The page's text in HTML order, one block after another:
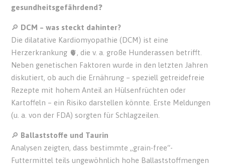
gesundheitsgefährdend❓
🔎 DCM – was steckt dahinter?
Die dilatative Kardiomyopathie (DCM) ist eine
Herzerkrankung 🫀, die v. a. große Hunderassen betrifft.
Neben genetischen Faktoren wurde in den letzten Jahren
diskutiert, ob auch die Ernährung – speziell getreidefreie
Rezepte mit hohem Anteil an Hülsenfrüchten oder
Kartoffeln – ein Risiko darstellen könnte. Erste Meldungen
(u. a. von der FDA) sorgten für Schlagzeilen.
🔎 Ballaststoffe und Taurin
Analysen zeigten, dass bestimmte „grain-free“-
Futtermittel teils ungewöhnlich hohe Ballaststoffmengen